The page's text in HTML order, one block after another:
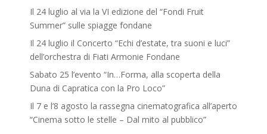
Il 24 luglio al via la VI edizione del “Fondi Fruit
Summer” sulle spiagge fondane
Il 24 luglio il Concerto “Echi d’estate, tra suoni e luci”
dell’orchestra di Fiati Armonie Fondane
Sabato 25 l’evento “In…Forma, alla scoperta della
Duna di Capratica con la Pro Loco”
Il 7 e l’8 agosto la rassegna cinematografica all’aperto
“Cinema sotto le stelle – Dal mito al pubblico”